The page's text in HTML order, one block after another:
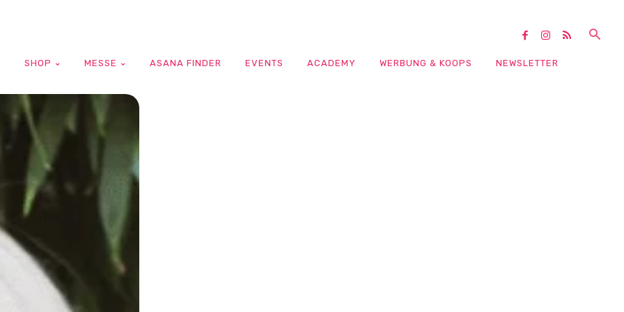
SHOP MESSE ASANA FINDER EVENTS ACADEMY WERBUNG & KOOPS NEWSLETTER